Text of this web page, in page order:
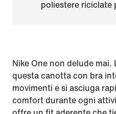
poliestere riciclate
Nike One non delude mai.
questa canotta con bra
movimenti e si asciuga
comfort durante ogni